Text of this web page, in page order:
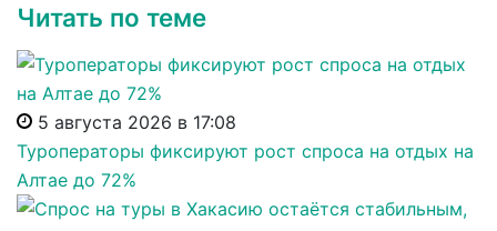
Читать по теме
5 августа 2026 в 17:08
Туроператоры фиксируют рост спроса на отдых на
Алтае до 72%